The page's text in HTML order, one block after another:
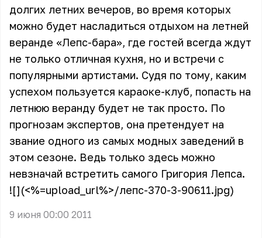
долгих летних вечеров, во время которых
можно будет насладиться отдыхом на летней
веранде «Лепс-бара», где гостей всегда ждут
не только отличная кухня, но и встречи с
популярными артистами. Судя по тому, каким
успехом пользуется караоке-клуб, попасть на
летнюю веранду будет не так просто. По
прогнозам экспертов, она претендует на
звание одного из самых модных заведений в
этом сезоне. Ведь только здесь можно
невзначай встретить самого Григория Лепса.
![](<%=upload_url%>/лепс-370-3-90611.jpg)
9 июня 00:00 2011